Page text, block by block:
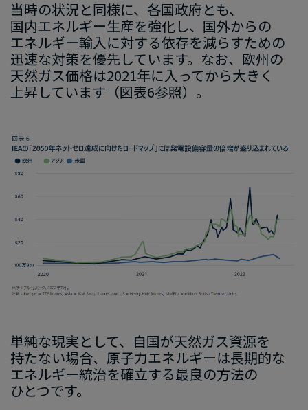
当時の​状況と​同様に、​各国政府とも、​
国内エネルギー生産を​強化し、 ​国外からの
エネルギー輸入に​対する​依存を​減ら​すための​
迅速な​対策を​優先しています。​なお、​欧州の​
天然ガス価格は​2021年に​入ってから​大きく
上昇しています ​（図表6参照）。
画
像
単純な​現実と​して、​自国が​天然ガス資源を​
持たない​場合、​原子力エネルギーは​長期的な
エネルギー統治を​確立する​最良の​方法の​
ひとつです。